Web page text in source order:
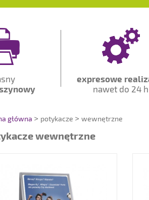
expresowe
nawet do 24 h
główna potykacze wewnętrzne
wewnętrzne